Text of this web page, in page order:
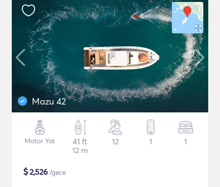
Mazu 42
Motor Yat
41 ft
12 m
12 1 1
$2,526 /gece